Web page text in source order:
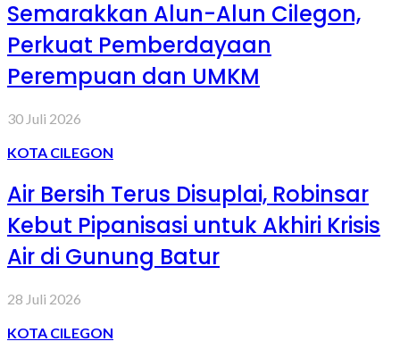
Semarakkan Alun-Alun Cilegon,
Perkuat Pemberdayaan
Perempuan dan UMKM
30 Juli 2026
KOTA CILEGON
Air Bersih Terus Disuplai, Robinsar
Kebut Pipanisasi untuk Akhiri Krisis
Air di Gunung Batur
28 Juli 2026
KOTA CILEGON